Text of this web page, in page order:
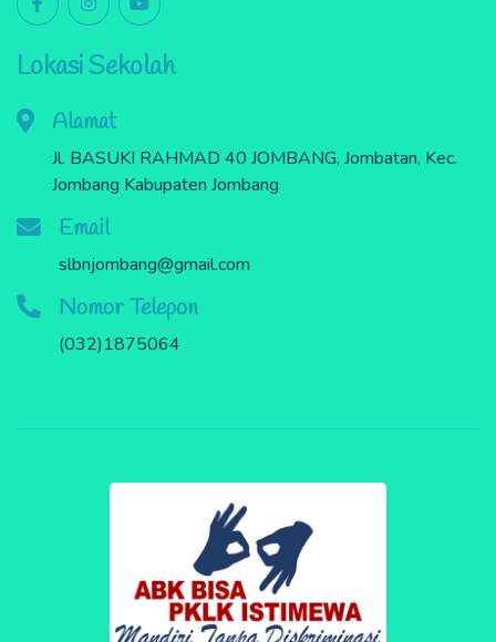
Lokasi Sekolah
Alamat
Jl. BASUKI RAHMAD 40 JOMBANG, Jombatan, Kec.
Jombang Kabupaten Jombang
Email
slbnjombang@gmail.com
Nomor Telepon
(032)1875064